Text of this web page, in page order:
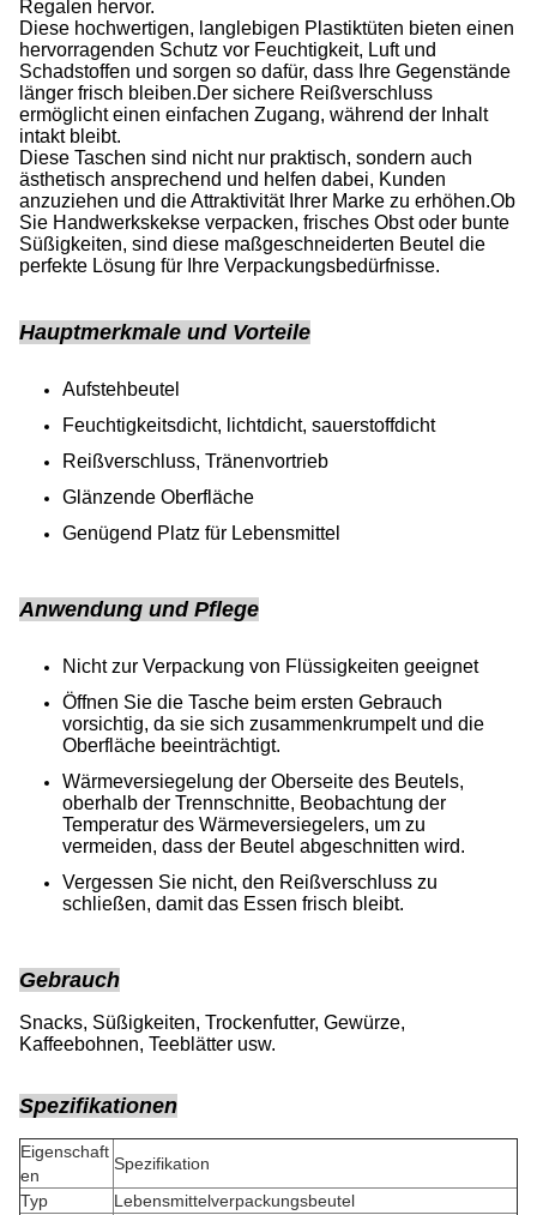
Regalen hervor.
Diese hochwertigen, langlebigen Plastiktüten bieten einen
hervorragenden Schutz vor Feuchtigkeit, Luft und
Schadstoffen und sorgen so dafür, dass Ihre Gegenstände
länger frisch bleiben.Der sichere Reißverschluss
ermöglicht einen einfachen Zugang, während der Inhalt
intakt bleibt.
Diese Taschen sind nicht nur praktisch, sondern auch
ästhetisch ansprechend und helfen dabei, Kunden
anzuziehen und die Attraktivität Ihrer Marke zu erhöhen.Ob
Sie Handwerkskekse verpacken, frisches Obst oder bunte
Süßigkeiten, sind diese maßgeschneiderten Beutel die
perfekte Lösung für Ihre Verpackungsbedürfnisse.
Hauptmerkmale und Vorteile
Aufstehbeutel
Feuchtigkeitsdicht, lichtdicht, sauerstoffdicht
Reißverschluss, Tränenvortrieb
Glänzende Oberfläche
Genügend Platz für Lebensmittel
Anwendung und Pflege
Nicht zur Verpackung von Flüssigkeiten geeignet
Öffnen Sie die Tasche beim ersten Gebrauch
vorsichtig, da sie sich zusammenkrumpelt und die
Oberfläche beeinträchtigt.
Wärmeversiegelung der Oberseite des Beutels,
oberhalb der Trennschnitte, Beobachtung der
Temperatur des Wärmeversiegelers, um zu
vermeiden, dass der Beutel abgeschnitten wird.
Vergessen Sie nicht, den Reißverschluss zu
schließen, damit das Essen frisch bleibt.
Gebrauch
Snacks, Süßigkeiten, Trockenfutter, Gewürze,
Kaffeebohnen, Teeblätter usw.
Spezifikationen
Eigenschaft
en
Spezifikation
Typ
Lebensmittelverpackungsbeutel